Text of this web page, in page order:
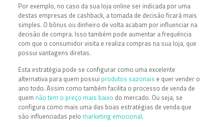
Por exemplo, no caso da sua loja online ser indicada por uma
destas empresas de cashback, a tomada de decisão ficará mais
simples. O bônus ou dinheiro de volta acabam por influenciar na
decisão de compra. Isso também pode aumentar a frequência
com que o consumidor visita e realiza compras na sua loja, que
possui vantagens diretas.
Esta estratégia pode se configurar como uma excelente
alternativa para quem possui produtos sazonais e quer vender o
ano todo. Assim como também facilita o processo de venda de
quem não tem o preço mais baixo do mercado. Ou seja, se
configura como mais uma das boas estratégias de venda que
são influenciadas pelo marketing emocional.